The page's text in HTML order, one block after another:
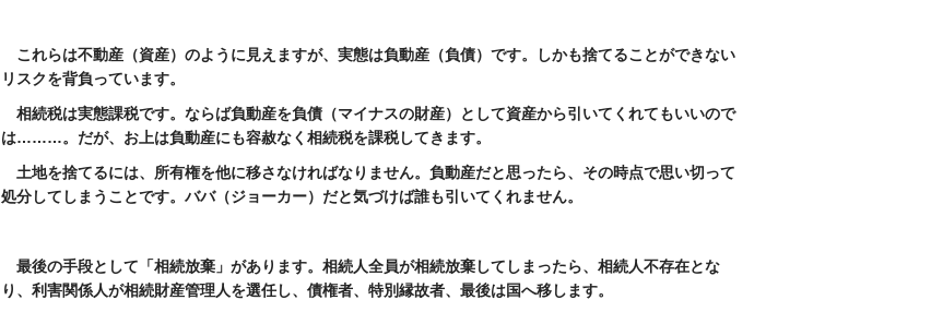
これらは不動産（資産）のように見えますが、実態は負動産（負債）です。しかも捨てることができない
リスクを背負っています。
相続税は実態課税です。ならば負動産を負債（マイナスの財産）として資産から引いてくれてもいいので
は………。だが、お上は負動産にも容赦なく相続税を課税してきます。
土地を捨てるには、所有権を他に移さなければなりません。負動産だと思ったら、その時点で思い切って
処分してしまうことです。ババ（ジョーカー）だと気づけば誰も引いてくれません。
最後の手段として「相続放棄」があります。相続人全員が相続放棄してしまったら、相続人不存在とな
り、利害関係人が相続財産管理人を選任し、債権者、特別縁故者、最後は国へ移します。